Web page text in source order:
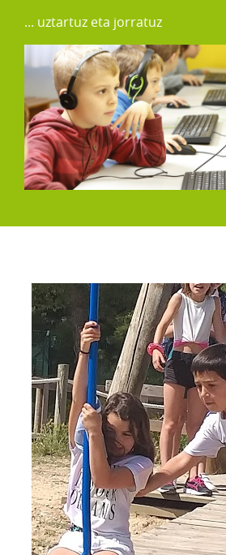
... uztartuz eta jorratuz